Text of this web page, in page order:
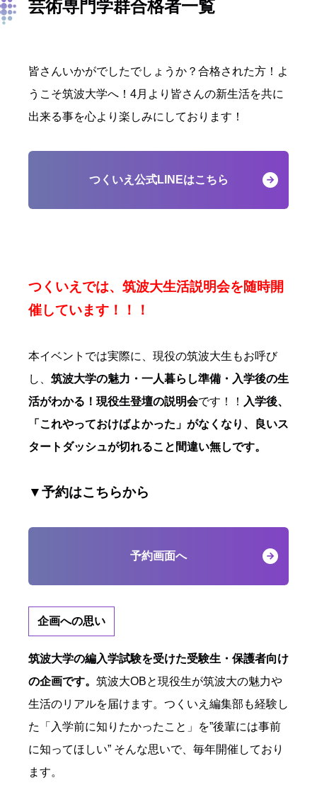
芸術専門学群合格者一覧
皆さんいかがでしたでしょうか？合格された方！よ
うこそ筑波大学へ！4月より皆さんの新生活を共に
出来る事を心より楽しみにしております！
つくいえ公式LINEはこちら
つくいえでは、筑波大生活説明会を随時開
催しています！！！
本イベントでは実際に、現役の筑波大生もお呼び
し、 筑波大学の魅力・一人暮らし準備・入学後の生
活がわかる！現役生登壇の説明会です！！ 入学後、
「これやっておけばよかった」がなくなり、良いス
タートダッシュが切れること間違い無しです。
▼予約はこちらから
予約画面へ
企画への思い
筑波大学の編入学試験を受けた受験生・保護者向け
の企画です。 筑波大OBと現役生が筑波大の魅力や
生活のリアルを届けます。つくいえ編集部も経験し
た「入学前に知りたかったこと」を”後輩には事前
に知ってほしい” そんな思いで、毎年開催しており
ます。